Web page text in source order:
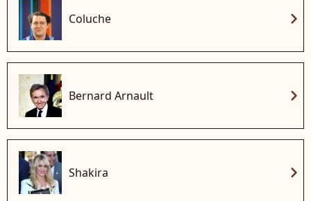
Coluche chevron_right
Bernard Arnault chevron_right
Shakira chevron_right